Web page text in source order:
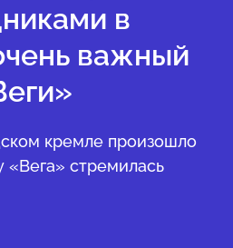
в
важный
кремле произошло
«Вега» стремилась